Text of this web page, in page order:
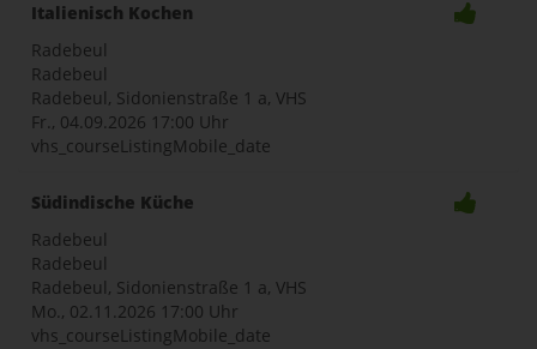
Italienisch Kochen
Radebeul
Radebeul
Radebeul, Sidonienstraße 1 a, VHS
Fr., 04.09.2026 17:00 Uhr
vhs_courseListingMobile_date
Südindische Küche
Radebeul
Radebeul
Radebeul, Sidonienstraße 1 a, VHS
Mo., 02.11.2026 17:00 Uhr
vhs_courseListingMobile_date